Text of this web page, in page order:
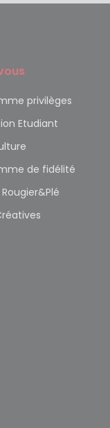
privilèges
Etudiant
de fidélité